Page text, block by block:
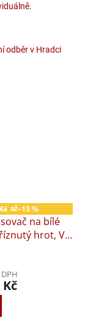
odběr v Hradci
až–13 %
na bílé
hrot, V-
Chisel